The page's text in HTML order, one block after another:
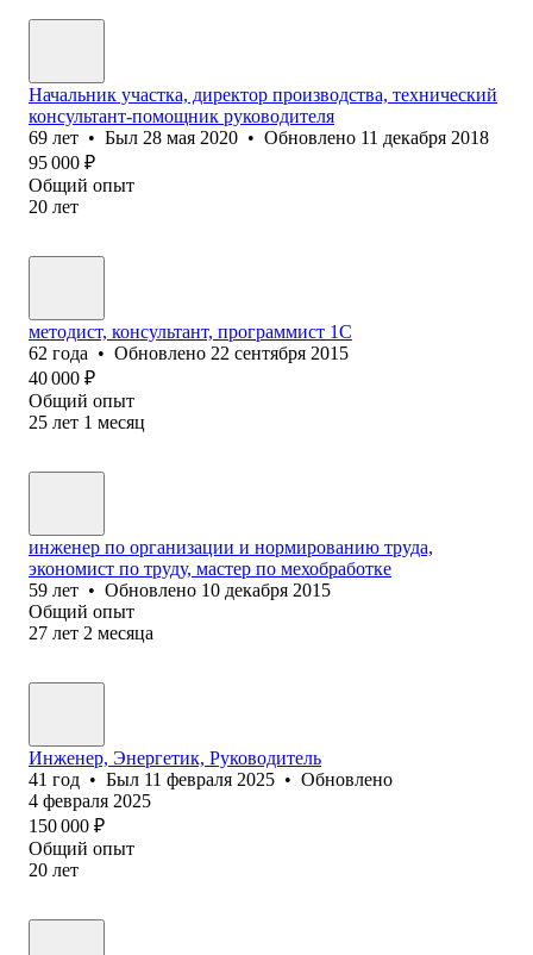
Начальник участка, директор производства, технический
консультант-помощник руководителя
69 лет • Был 28 мая 2020 • Обновлено 11 декабря 2018
95 000 ₽
Общий опыт
20 лет
методист, консультант, программист 1С
62 года • Обновлено 22 сентября 2015
40 000 ₽
Общий опыт
25 лет 1 месяц
инженер по организации и нормированию труда,
экономист по труду, мастер по мехобработке
59 лет • Обновлено 10 декабря 2015
Общий опыт
27 лет 2 месяца
Инженер, Энергетик, Руководитель
41 год • Был 11 февраля 2025 • Обновлено
4 февраля 2025
150 000 ₽
Общий опыт
20 лет